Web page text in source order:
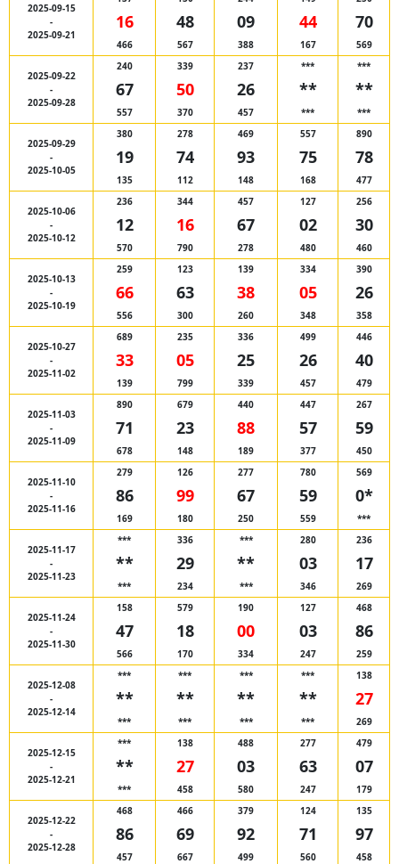
2025-09-15
-
2025-09-21
16
466
48
567
09
388
44
167
70
569
2025-09-22
-
2025-09-28
240
67
557
339
50
370
237
26
457
***
**
***
***
**
***
2025-09-29
-
2025-10-05
380
19
135
278
74
112
469
93
148
557
75
168
890
78
477
2025-10-06
-
2025-10-12
236
12
570
344
16
790
457
67
278
127
02
480
256
30
460
2025-10-13
-
2025-10-19
259
66
556
123
63
300
139
38
260
334
05
348
390
26
358
2025-10-27
-
2025-11-02
689
33
139
235
05
799
336
25
339
499
26
457
446
40
479
2025-11-03
-
2025-11-09
890
71
678
679
23
148
440
88
189
447
57
377
267
59
450
2025-11-10
-
2025-11-16
279
86
169
126
99
180
277
67
250
780
59
559
569
0*
***
2025-11-17
-
2025-11-23
***
**
***
336
29
234
***
**
***
280
03
346
236
17
269
2025-11-24
-
2025-11-30
158
47
566
579
18
170
190
00
334
127
03
247
468
86
259
2025-12-08
-
2025-12-14
***
**
***
***
**
***
***
**
***
***
**
***
138
27
269
2025-12-15
-
2025-12-21
***
**
***
138
27
458
488
03
580
277
63
247
479
07
179
2025-12-22
-
2025-12-28
468
86
457
466
69
667
379
92
499
124
71
560
135
97
458